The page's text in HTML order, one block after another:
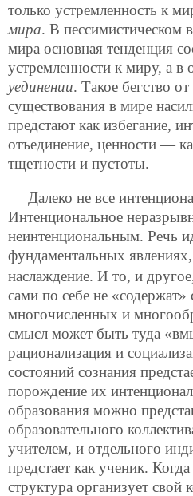
только устремленность к
мира. В пессимистическом
мира основная тенденция
устремленности к миру, а в
уединении. Такое бегство
существования в мире
предстают как избегание,
отъединение, ценности —
тщетности и пустоты.
Далеко не все
Интенциональное
неинтенциональным. Речь
фундаментальных
наслаждение. И то, и
сами по себе не «содержат»
многочисленных и
смысл может быть туда
рационализация и
состояний сознания
порождение их
образования можно
образовательного
учителем, и отдельного
предстает как ученик.
структура организует свой